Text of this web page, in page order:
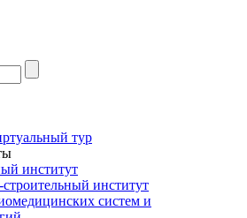
тур
институт
институт
систем и